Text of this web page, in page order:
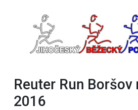
Reuter Run Boršov
2016